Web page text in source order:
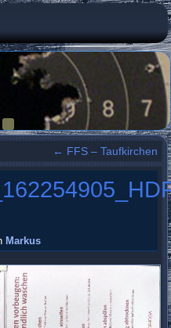
← FFS – Taufkirchen
Markus